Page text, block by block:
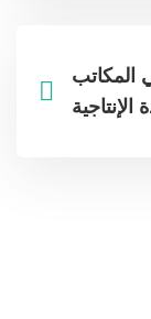
المكاتب
الإنتاجية